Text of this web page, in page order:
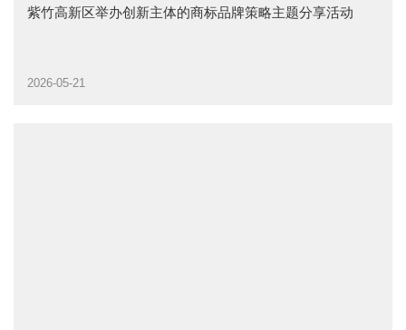
紫竹高新区举办创新主体的商标品牌策略主题分享活动
2026-05-21